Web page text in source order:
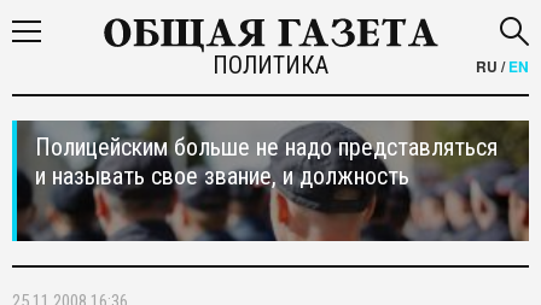
ПОЛИТИКА RU /EN
Полицейским больше не надо представляться
и называть свое звание, и должность